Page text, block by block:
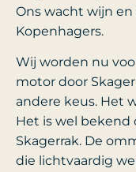
Ons wacht wijn
Kopenhagers.
Wij worden nu
motor door
andere keus. Het
Het is wel
Skagerrak. De
die lichtvaardig